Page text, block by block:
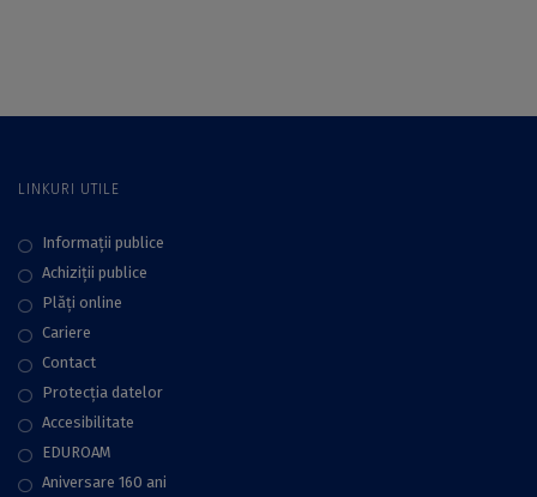
LINKURI UTILE
Informații publice
Achiziții publice
Plăţi online
Cariere
Contact
Protecţia datelor
Accesibilitate
EDUROAM
Aniversare 160 ani